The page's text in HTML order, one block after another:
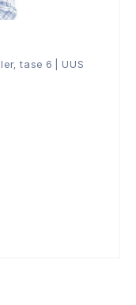
tase 6 | UUS